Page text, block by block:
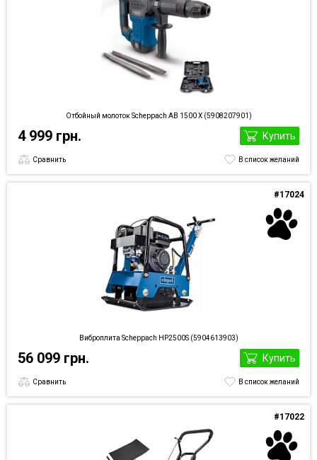
Отбойный молоток Scheppach AB 1500 X (5908207901)
4 999 грн. Купить
Сравнить В список желаний
Виброплита Scheppach HP2500S (5904613903)
#17024
56 099 грн. Купить
Сравнить В список желаний
#17022